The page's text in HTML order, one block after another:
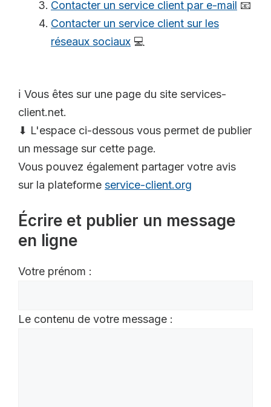
Contacter un service client par e-mail 📧
Contacter un service client sur les
réseaux sociaux 💻
ℹ️ Vous êtes sur une page du site services-
client.net.
⬇ L'espace ci-dessous vous permet de publier
un message sur cette page.
Vous pouvez également partager votre avis
sur la plateforme service-client.org
Écrire et publier un message
en ligne
Votre prénom :
Le contenu de votre message :